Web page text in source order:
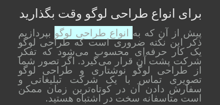
برای انواع طراحی لوگو وقت بگذارید
پیش از آن که به انواع طراحی لوگو بپردازیم
ذکر این نکته ضروری است که طراحی لوگو
یک کار حرفه‌ای محسوب می‌شود که تفکر
شرکت پشت آن قرار می‌گیرد. اگر تصور شما
از طراحی لوگو نوشتاری و طراحی لوگو
تصویری تماس با یک شرکت تبلیغاتی و
سفارش دادن آن در کوتاه‌ترین زمان ممکن
است متاسفانه سخت در اشتباه هستید.